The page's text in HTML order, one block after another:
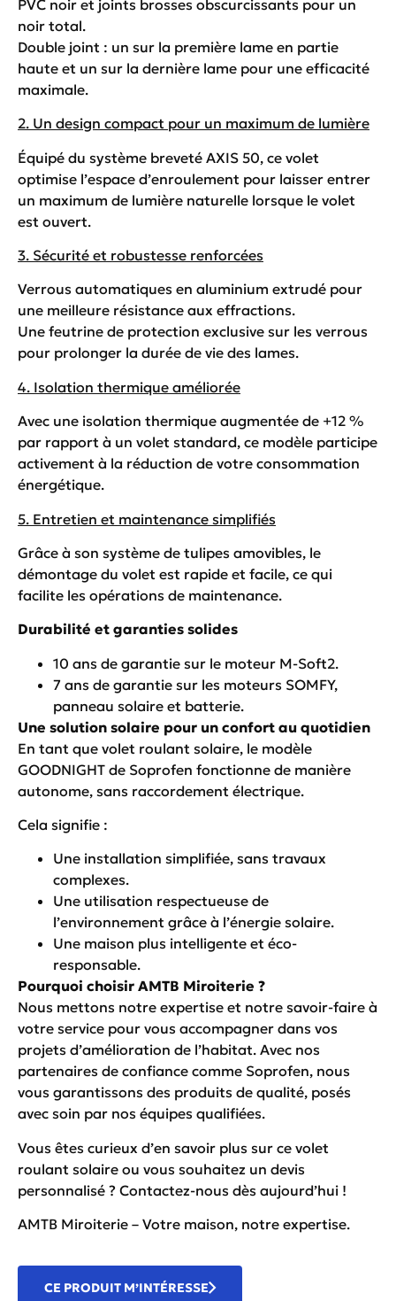
PVC noir et joints brosses obscurcissants pour un
noir total.
Double joint : un sur la première lame en partie
haute et un sur la dernière lame pour une efficacité
maximale.
2. Un design compact pour un maximum de lumière
Équipé du système breveté AXIS 50, ce volet
optimise l’espace d’enroulement pour laisser entrer
un maximum de lumière naturelle lorsque le volet
est ouvert.
3. Sécurité et robustesse renforcées
Verrous automatiques en aluminium extrudé pour
une meilleure résistance aux effractions.
Une feutrine de protection exclusive sur les verrous
pour prolonger la durée de vie des lames.
4. Isolation thermique améliorée
Avec une isolation thermique augmentée de +12 %
par rapport à un volet standard, ce modèle participe
activement à la réduction de votre consommation
énergétique.
5. Entretien et maintenance simplifiés
Grâce à son système de tulipes amovibles, le
démontage du volet est rapide et facile, ce qui
facilite les opérations de maintenance.
Durabilité et garanties solides
10 ans de garantie sur le moteur M-Soft2.
7 ans de garantie sur les moteurs SOMFY,
panneau solaire et batterie.
Une solution solaire pour un confort au quotidien
En tant que volet roulant solaire, le modèle
GOODNIGHT de Soprofen fonctionne de manière
autonome, sans raccordement électrique.
Cela signifie :
Une installation simplifiée, sans travaux
complexes.
Une utilisation respectueuse de
l’environnement grâce à l’énergie solaire.
Une maison plus intelligente et éco-
responsable.
Pourquoi choisir AMTB Miroiterie ?
Nous mettons notre expertise et notre savoir-faire à
votre service pour vous accompagner dans vos
projets d’amélioration de l’habitat. Avec nos
partenaires de confiance comme Soprofen, nous
vous garantissons des produits de qualité, posés
avec soin par nos équipes qualifiées.
Vous êtes curieux d’en savoir plus sur ce volet
roulant solaire ou vous souhaitez un devis
personnalisé ? Contactez-nous dès aujourd’hui !
AMTB Miroiterie – Votre maison, notre expertise.
CE PRODUIT M’INTÉRESSE